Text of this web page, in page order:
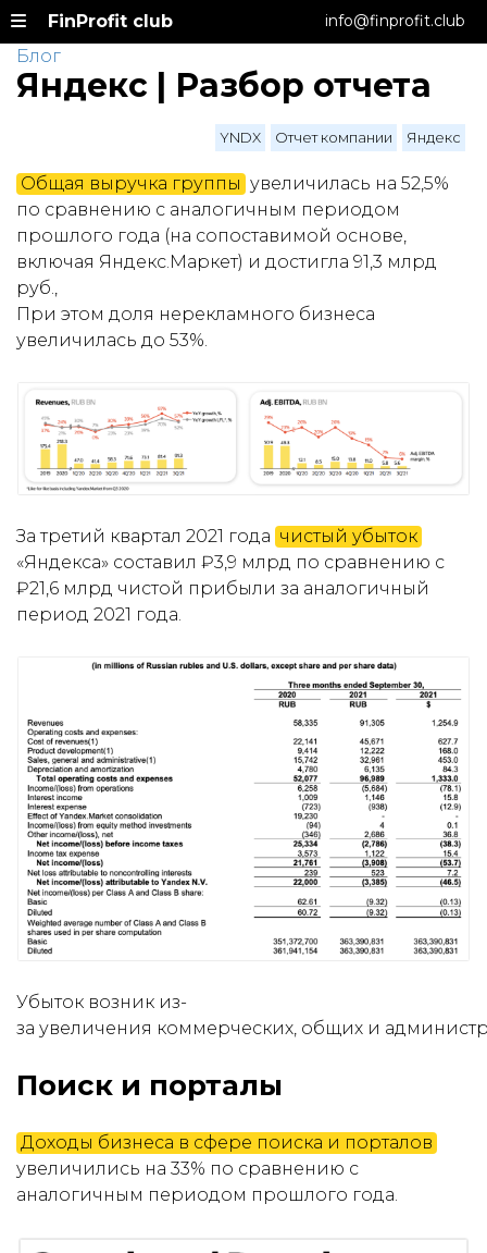
FinProfit club info@finprofit.club
Блог
Яндекс | Разбор отчета
YNDX Отчет компании Яндекс
Общая выручка группы увеличилась на 52,5%
по сравнению с аналогичным периодом
прошлого года (на сопоставимой основе,
включая Яндекс.Маркет) и достигла 91,3 млрд
руб.,
При этом доля нерекламного бизнеса
увеличилась до 53%.
За третий квартал 2021 года чистый убыток
«Яндекса» составил ₽3,9 млрд по сравнению с
₽21,6 млрд чистой прибыли за аналогичный
период 2021 года.
Убыток возник из-
за увеличения коммерческих, общих и
Поиск и порталы
Доходы бизнеса в сфере поиска и порталов
увеличились на 33% по сравнению с
аналогичным периодом прошлого года.